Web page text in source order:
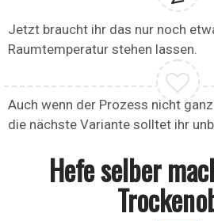
Jetzt braucht ihr das nur noch
Raumtemperatur stehen lassen.
Auch wenn der Prozess nicht
die nächste Variante solltet ihr
Hefe selber